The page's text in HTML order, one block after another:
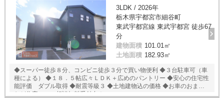
3LDK / 2026年
栃木県宇都宮市細谷町
東武宇都宮線 東武宇都宮 徒歩67
分
建物面積 101.01㎡
土地面積 182.93㎡
◆スーパー徒歩８分、コンビニ徒歩３分で買い物便利 ◆３台駐車可（車
種による） ◆１８．５帖広々ＬＤＫ＋広めのパントリー ◆安心の住宅性
能評価 ダブル取得 ◆耐震等級３ ◆土地建物込の価格 ◆お車のおまとめ
など住宅ローン相談無料受付中！